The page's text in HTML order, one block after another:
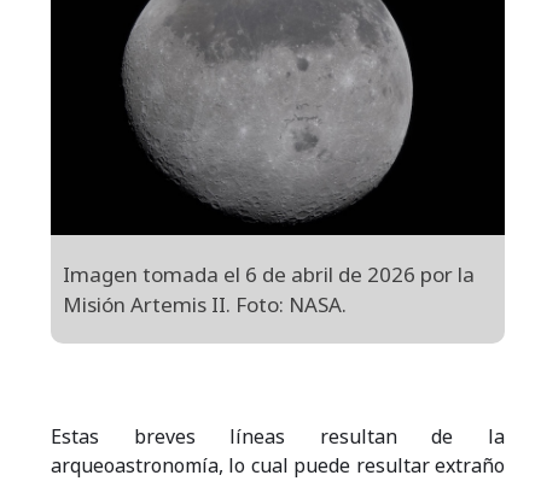
Imagen tomada el 6 de abril de 2026 por la
Misión Artemis II. Foto: NASA.
Estas breves líneas resultan de la
arqueoastronomía, lo cual puede resultar extraño